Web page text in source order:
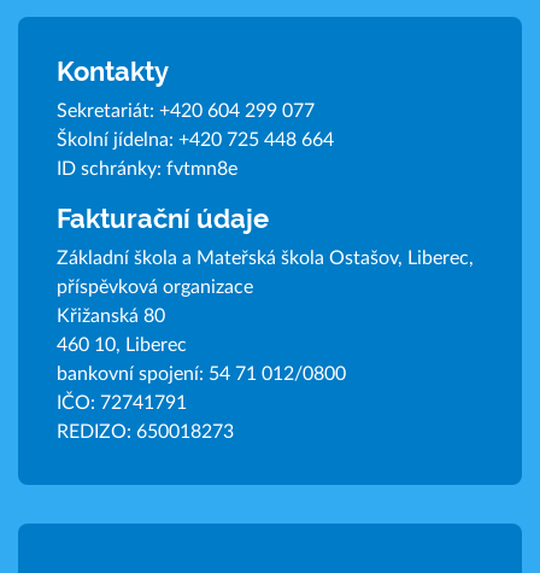
Kontakty
Sekretariát: +420 604 299 077
Školní jídelna: +420 725 448 664
ID schránky: fvtmn8e
Fakturační údaje
Základní škola a Mateřská škola Ostašov, Liberec,
příspěvková organizace
Křižanská 80
460 10, Liberec
bankovní spojení: 54 71 012/0800
IČO: 72741791
REDIZO: 650018273